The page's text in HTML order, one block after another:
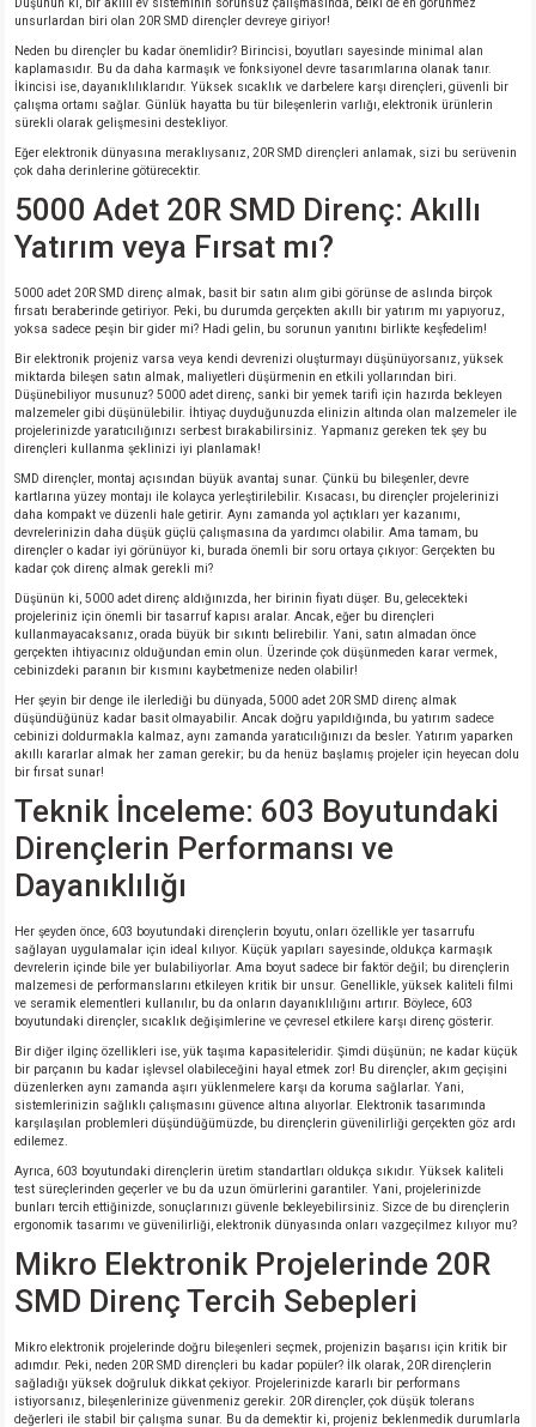
Düşünün ki, bir akıllı ev sisteminin sorunsuz çalışmasında, belki de en görünmez
unsurlardan biri olan 20R SMD dirençler devreye giriyor!
Neden bu dirençler bu kadar önemlidir? Birincisi, boyutları sayesinde minimal alan
kaplamasıdır. Bu da daha karmaşık ve fonksiyonel devre tasarımlarına olanak tanır.
İkincisi ise, dayanıklılıklarıdır. Yüksek sıcaklık ve darbelere karşı dirençleri, güvenli bir
çalışma ortamı sağlar. Günlük hayatta bu tür bileşenlerin varlığı, elektronik ürünlerin
sürekli olarak gelişmesini destekliyor.
Eğer elektronik dünyasına meraklıysanız, 20R SMD dirençleri anlamak, sizi bu serüvenin
çok daha derinlerine götürecektir.
5000 Adet 20R SMD Direnç: Akıllı
Yatırım veya Fırsat mı?
5000 adet 20R SMD direnç almak, basit bir satın alım gibi görünse de aslında birçok
fırsatı beraberinde getiriyor. Peki, bu durumda gerçekten akıllı bir yatırım mı yapıyoruz,
yoksa sadece peşin bir gider mi? Hadi gelin, bu sorunun yanıtını birlikte keşfedelim!
Bir elektronik projeniz varsa veya kendi devrenizi oluşturmayı düşünüyorsanız, yüksek
miktarda bileşen satın almak, maliyetleri düşürmenin en etkili yollarından biri.
Düşünebiliyor musunuz? 5000 adet direnç, sanki bir yemek tarifi için hazırda bekleyen
malzemeler gibi düşünülebilir. İhtiyaç duyduğunuzda elinizin altında olan malzemeler ile
projelerinizde yaratıcılığınızı serbest bırakabilirsiniz. Yapmanız gereken tek şey bu
dirençleri kullanma şeklinizi iyi planlamak!
SMD dirençler, montaj açısından büyük avantaj sunar. Çünkü bu bileşenler, devre
kartlarına yüzey montajı ile kolayca yerleştirilebilir. Kısacası, bu dirençler projelerinizi
daha kompakt ve düzenli hale getirir. Aynı zamanda yol açtıkları yer kazanımı,
devrelerinizin daha düşük güçlü çalışmasına da yardımcı olabilir. Ama tamam, bu
dirençler o kadar iyi görünüyor ki, burada önemli bir soru ortaya çıkıyor: Gerçekten bu
kadar çok direnç almak gerekli mi?
Düşünün ki, 5000 adet direnç aldığınızda, her birinin fiyatı düşer. Bu, gelecekteki
projeleriniz için önemli bir tasarruf kapısı aralar. Ancak, eğer bu dirençleri
kullanmayacaksanız, orada büyük bir sıkıntı belirebilir. Yani, satın almadan önce
gerçekten ihtiyacınız olduğundan emin olun. Üzerinde çok düşünmeden karar vermek,
cebinizdeki paranın bir kısmını kaybetmenize neden olabilir!
Her şeyin bir denge ile ilerlediği bu dünyada, 5000 adet 20R SMD direnç almak
düşündüğünüz kadar basit olmayabilir. Ancak doğru yapıldığında, bu yatırım sadece
cebinizi doldurmakla kalmaz, aynı zamanda yaratıcılığınızı da besler. Yatırım yaparken
akıllı kararlar almak her zaman gerekir; bu da henüz başlamış projeler için heyecan dolu
bir fırsat sunar!
Teknik İnceleme: 603 Boyutundaki
Dirençlerin Performansı ve
Dayanıklılığı
Her şeyden önce, 603 boyutundaki dirençlerin boyutu, onları özellikle yer tasarrufu
sağlayan uygulamalar için ideal kılıyor. Küçük yapıları sayesinde, oldukça karmaşık
devrelerin içinde bile yer bulabiliyorlar. Ama boyut sadece bir faktör değil; bu dirençlerin
malzemesi de performanslarını etkileyen kritik bir unsur. Genellikle, yüksek kaliteli filmi
ve seramik elementleri kullanılır, bu da onların dayanıklılığını artırır. Böylece, 603
boyutundaki dirençler, sıcaklık değişimlerine ve çevresel etkilere karşı direnç gösterir.
Bir diğer ilginç özellikleri ise, yük taşıma kapasiteleridir. Şimdi düşünün; ne kadar küçük
bir parçanın bu kadar işlevsel olabileceğini hayal etmek zor! Bu dirençler, akım geçişini
düzenlerken aynı zamanda aşırı yüklenmelere karşı da koruma sağlarlar. Yani,
sistemlerinizin sağlıklı çalışmasını güvence altına alıyorlar. Elektronik tasarımında
karşılaşılan problemleri düşündüğümüzde, bu dirençlerin güvenilirliği gerçekten göz ardı
edilemez.
Ayrıca, 603 boyutundaki dirençlerin üretim standartları oldukça sıkıdır. Yüksek kaliteli
test süreçlerinden geçerler ve bu da uzun ömürlerini garantiler. Yani, projelerinizde
bunları tercih ettiğinizde, sonuçlarınızı güvenle bekleyebilirsiniz. Sizce de bu dirençlerin
ergonomik tasarımı ve güvenilirliği, elektronik dünyasında onları vazgeçilmez kılıyor mu?
Mikro Elektronik Projelerinde 20R
SMD Direnç Tercih Sebepleri
Mikro elektronik projelerinde doğru bileşenleri seçmek, projenizin başarısı için kritik bir
adımdır. Peki, neden 20R SMD dirençleri bu kadar popüler? İlk olarak, 20R dirençlerin
sağladığı yüksek doğruluk dikkat çekiyor. Projelerinizde kararlı bir performans
istiyorsanız, bileşenlerinize güvenmeniz gerekir. 20R dirençler, çok düşük tolerans
değerleri ile stabil bir çalışma sunar. Bu da demektir ki, projeniz beklenmedik durumlarla